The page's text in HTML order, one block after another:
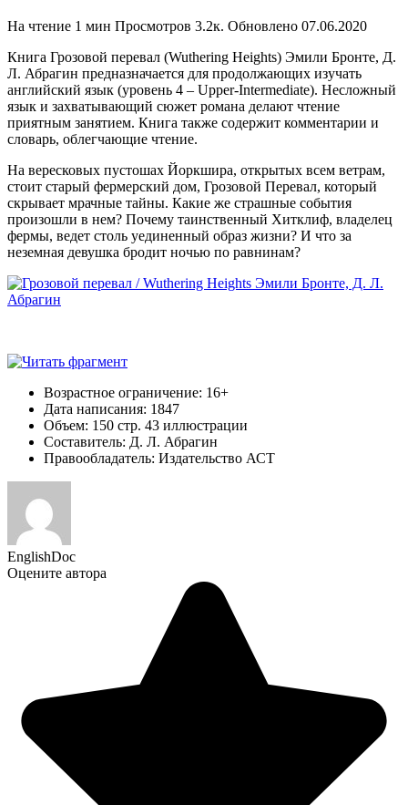
На чтение 1 мин Просмотров 3.2к. Обновлено 07.06.2020
Книга Грозовой перевал (Wuthering Heights) Эмили Бронте, Д.
Л. Абрагин предназначается для продолжающих изучать
английский язык (уровень 4 – Upper-Intermediate). Несложный
язык и захватывающий сюжет романа делают чтение
приятным занятием. Книга также содержит комментарии и
словарь, облегчающие чтение.
На вересковых пустошах Йоркшира, открытых всем ветрам,
стоит старый фермерский дом, Грозовой Перевал, который
скрывает мрачные тайны. Какие же страшные события
произошли в нем? Почему таинственный Хитклиф, владелец
фермы, ведет столь уединенный образ жизни? И что за
неземная девушка бродит ночью по равнинам?
Возрастное ограничение: 16+
Дата написания: 1847
Объем: 150 стр. 43 иллюстрации
Составитель: Д. Л. Абрагин
Правообладатель: Издательство АСТ
EnglishDoc
Оцените автора